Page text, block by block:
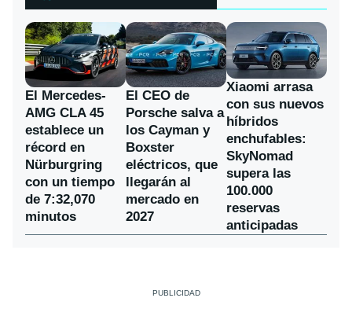
El Mercedes-
AMG CLA 45
establece un
récord en
Nürburgring
con un tiempo
de 7:32,070
minutos
El CEO de
Porsche salva a
los Cayman y
Boxster
eléctricos, que
llegarán al
mercado en
2027
Xiaomi arrasa
con sus nuevos
híbridos
enchufables:
SkyNomad
supera las
100.000
reservas
anticipadas